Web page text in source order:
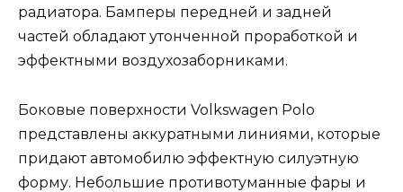
радиатора. Бамперы передней и задней
частей обладают утонченной проработкой и
эффектными воздухозаборниками.
Боковые поверхности Volkswagen Polo
представлены аккуратными линиями, которые
придают автомобилю эффектную силуэтную
форму. Небольшие противотуманные фары и